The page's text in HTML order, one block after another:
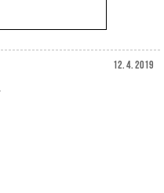
12. 4. 2019